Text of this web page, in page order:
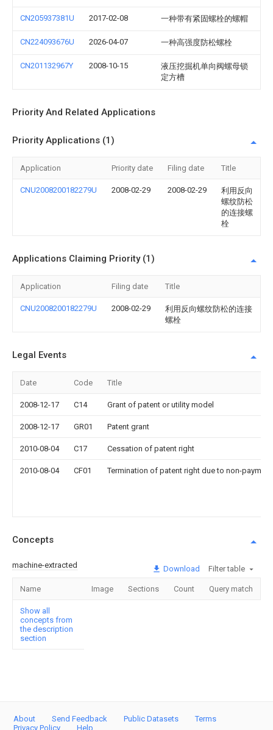
CN205937381U 2017-02-08 一种带有紧固螺栓的螺帽
CN224093676U 2026-04-07 一种高强度防松螺栓
CN201132967Y 2008-10-15
液压挖掘机单向阀螺母锁
定方槽
Priority And Related Applications
Priority Applications (1)
Application Priority date Filing date Title
CNU2008200182279U 2008-02-29 2008-02-29
利用反向
螺纹防松
的连接螺
栓
Applications Claiming Priority (1)
Application Filing date Title
CNU2008200182279U 2008-02-29
利用反向螺纹防松的连接
螺栓
Legal Events
Date Code Title
2008-12-17 C14 Grant of patent or utility model
2008-12-17 GR01 Patent grant
2010-08-04 C17 Cessation of patent right
2010-08-04 CF01 Termination of patent right due to non-
Concepts
machine-extracted Download Filter table
Name Image Sections Count Query match
Show all
concepts from
the description
section
About Send Feedback Public Datasets
Terms
Privacy Policy
Help